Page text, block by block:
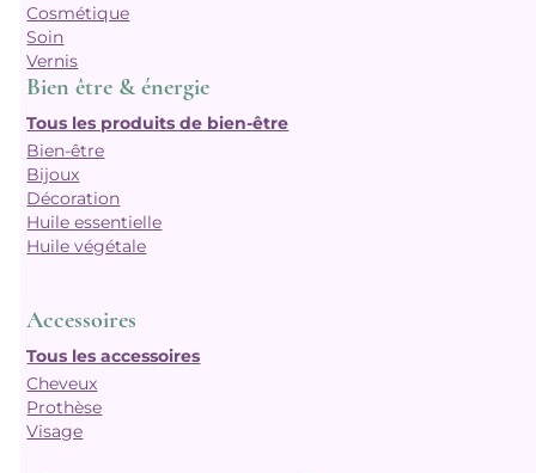
Cosmétique
Soin
Vernis
Bien être & énergie
Tous les produits de bien-être
Bien-être
Bijoux
Décoration
Huile essentielle
Huile végétale
Accessoires
Tous les accessoires
Cheveux
Prothèse
Visage